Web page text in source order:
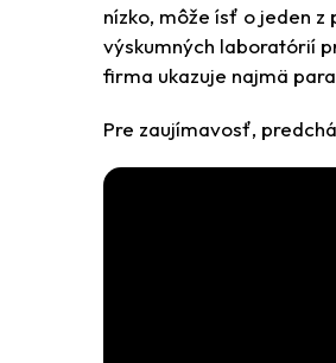
nízko, môže ísť o jeden
výskumných laboratórií
firma ukazuje najmä
Pre zaujímavosť,